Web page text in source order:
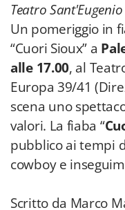
Teatro
Un pomeriggio in
“Cuori Sioux” a
alle 17.00, al
Europa 39/41
scena uno
valori. La fiaba “
pubblico ai tempi
cowboy e
Scritto da Marco